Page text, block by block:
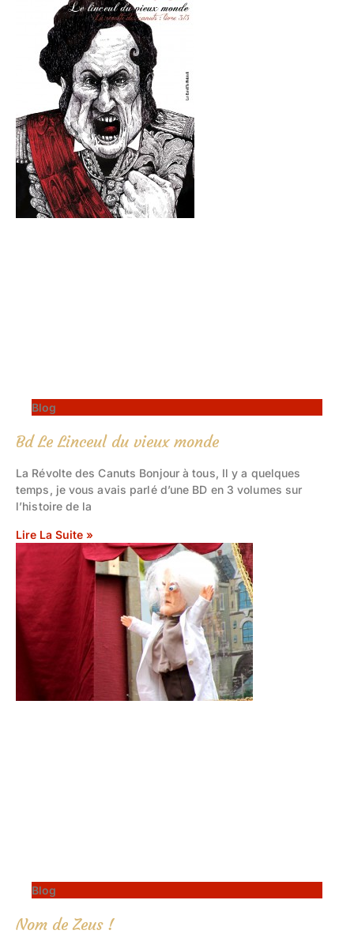
Blog
Bd Le Linceul du vieux monde
La Révolte des Canuts Bonjour à tous, Il y a quelques
temps, je vous avais parlé d’une BD en 3 volumes sur
l’histoire de la
Lire La Suite »
Blog
Nom de Zeus !